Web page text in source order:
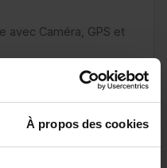
À propos des cookies
avec Caméra, GPS et
essence /